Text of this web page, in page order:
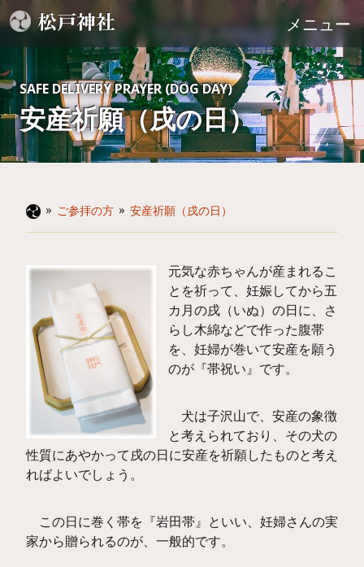
松戸神社 メニュー
SAFE DELIVERY PRAYER (DOG DAY)
安産祈願（戌の日）
­­» ご参拝の方 ­­» 安産祈願（戌の日）
元気な赤ちゃんが産まれるこ
とを祈って、妊娠してから五
カ月の戌（いぬ）の日に、さ
らし木綿などで作った腹帯
を、妊婦が巻いて安産を願う
のが『帯祝い』です。
犬は子沢山で、安産の象徴
と考えられており、その犬の
性質にあやかって戌の日に安産を祈願したものと考え
ればよいでしょう。
この日に巻く帯を『岩田帯』といい、妊婦さんの実
家から贈られるのが、一般的です。